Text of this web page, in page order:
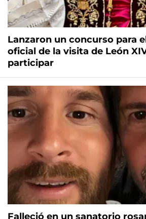
Lanzaron un concurso para
oficial de la visita de León
participar
Falleció en un sanatorio